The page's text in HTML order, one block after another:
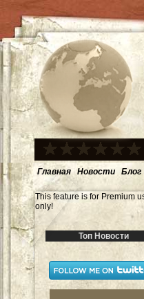
Главная Новости Блог
This feature is for Premium
only!
Топ Новости